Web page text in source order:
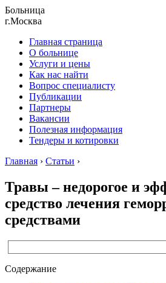
Больница
г.Москва
Главная страница
О больнице
Услуги и цены
Как нас найти
Вопрос специалисту
Публикации
Партнеры
Вакансии
Полезная информация
Тендеры и котировки
Главная › Статьи ›
Травы – недорогое и
средство лечения
средствами
Содержание